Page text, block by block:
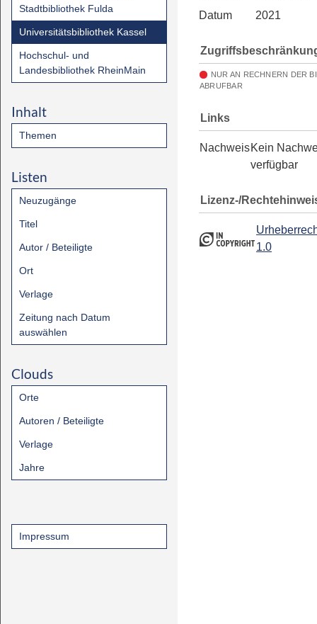
Stadtbibliothek Fulda
Universitätsbibliothek Kassel
Hochschul- und
Landesbibliothek RheinMain
Inhalt
Themen
Listen
Neuzugänge
Titel
Autor / Beteiligte
Ort
Verlage
Zeitung nach Datum
auswählen
Clouds
Orte
Autoren / Beteiligte
Verlage
Jahre
Impressum
Datum
2021
NUR AN RECHNERN DER
ABRUFBAR
Links
NachweisKein
verfügbar
Lizenz-/
1.0